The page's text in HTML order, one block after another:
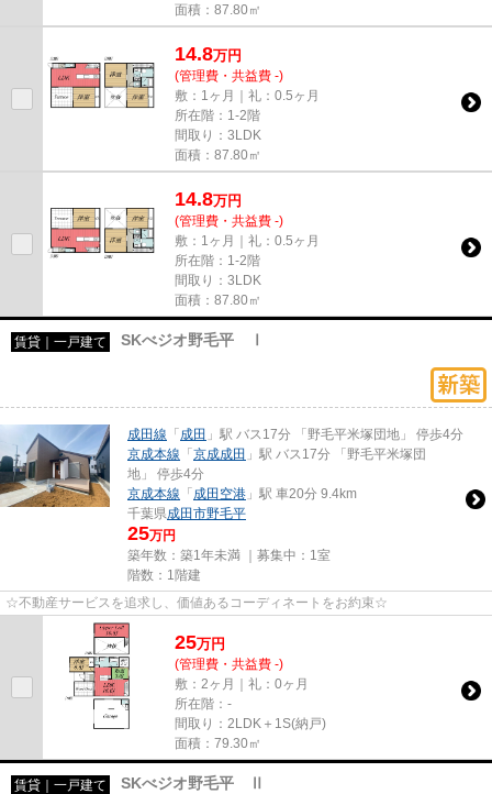
面積：87.80㎡
14.8万円
(管理費・共益費 -)
敷：1ヶ月｜礼：0.5ヶ月
所在階：1-2階
間取り：3LDK
面積：87.80㎡
14.8万円
(管理費・共益費 -)
敷：1ヶ月｜礼：0.5ヶ月
所在階：1-2階
間取り：3LDK
面積：87.80㎡
賃貸｜一戸建て SKべジオ野毛平 Ⅰ
成田線 「成田 」駅 バス17分 「野毛平米塚団地」 停歩4分
京成本線 「京成成田 」駅 バス17分 「野毛平米塚団
地」 停歩4分
京成本線 「成田空港 」駅 車20分 9.4km
千葉県成田市野毛平
25万円
築年数：築1年未満 ｜募集中： 1室
階数：1階建
☆不動産サービスを追求し、価値あるコーディネートをお約束☆
25万円
(管理費・共益費 -)
敷：2ヶ月｜礼：0ヶ月
所在階：-
間取り：2LDK＋1S(納戸)
面積：79.30㎡
賃貸｜一戸建て SKべジオ野毛平 Ⅱ